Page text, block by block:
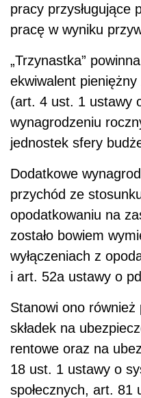
pracy przysługujące
pracę w wyniku
„Trzynastka”
ekwiwalent
(art. 4 ust. 1 ustawy
wynagrodzeniu
jednostek sfery
Dodatkowe
przychód ze
opodatkowaniu na
zostało bowiem
wyłączeniach z
i art. 52a ustawy o
Stanowi ono
składek na
rentowe oraz na
18 ust. 1 ustawy o
społecznych, art. 81